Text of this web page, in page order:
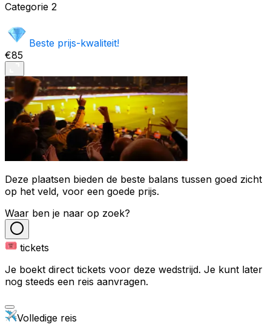
Categorie 2
Beste prijs-kwaliteit!
€85
Deze plaatsen bieden de beste balans tussen goed zicht
op het veld, voor een goede prijs.
Waar ben je naar op zoek?
tickets
Je boekt direct tickets voor deze wedstrijd. Je kunt later
nog steeds een reis aanvragen.
Volledige reis